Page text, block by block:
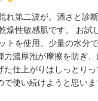
れ第二波が。酒さと診
燥性敏感肌です。 お試
トを使用。少量の水分
力濃厚泡が摩擦を防ぎ
た仕上がりはしっとり
で使い続けようと思いま